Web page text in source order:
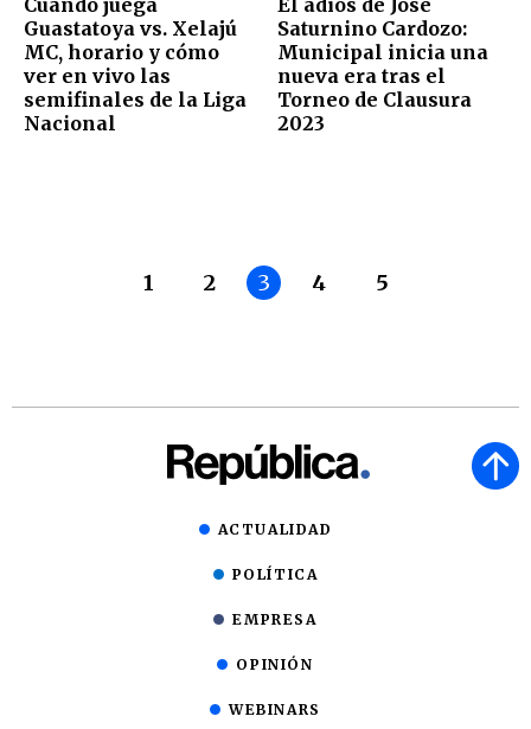
Guastatoya vs. Xelajú
MC, horario y cómo
ver en vivo las
semifinales de la Liga
Nacional
Saturnino Cardozo:
Municipal inicia una
nueva era tras el
Torneo de Clausura
2023
1 2 3 4 5
ACTUALIDAD
POLÍTICA
EMPRESA
OPINIÓN
WEBINARS